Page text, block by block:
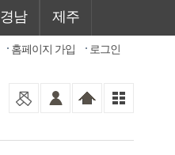
경남 제주
로그인
홈페이지 가입